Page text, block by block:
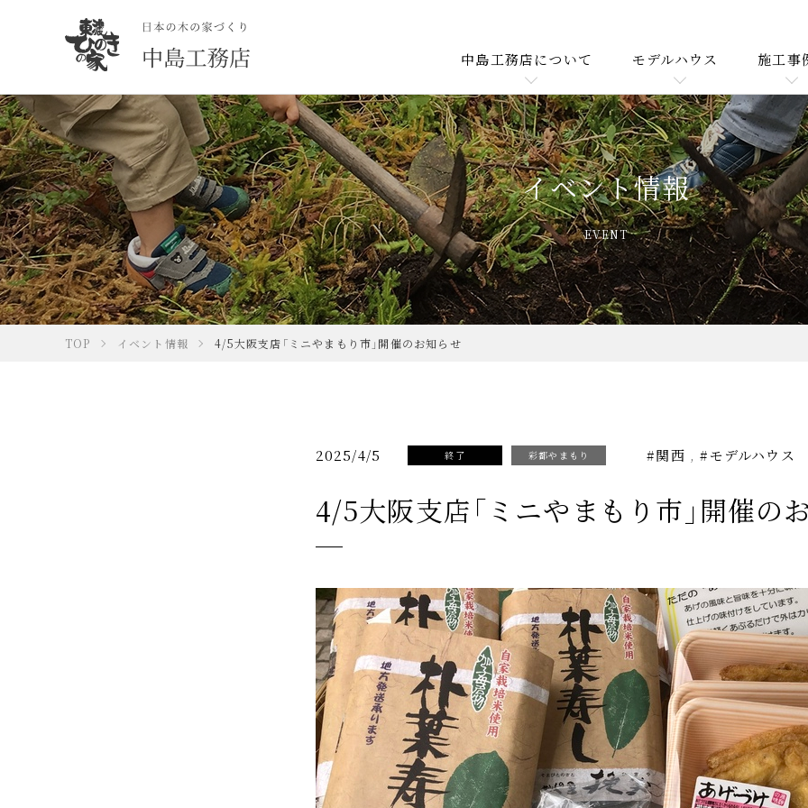
中島工務店について モデルハウス 施工事
イベント情報
EVENT
TOP イベント情報 4/5大阪支店「ミニやまもり市」開催のお知らせ
2025/4/5 終了 彩都やまもり #関西 #モデルハウス
4/5大阪支店「ミニやまもり市」開催の